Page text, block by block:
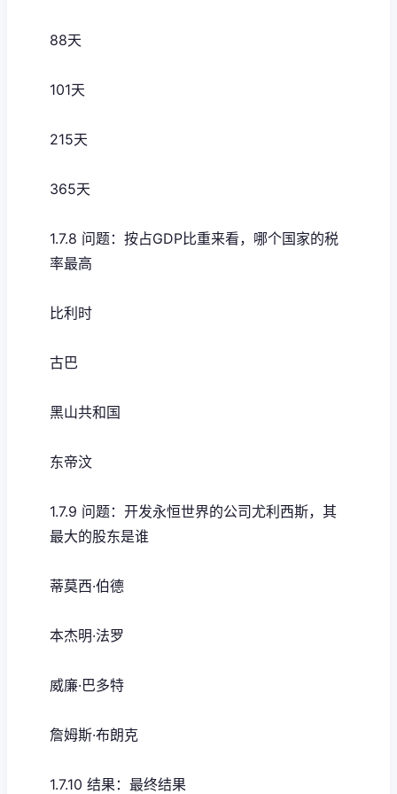
88天
101天
215天
365天
1.7.8 问题：按占GDP比重来看，哪个国家的税
率最高
比利时
古巴
黑山共和国
东帝汶
1.7.9 问题：开发永恒世界的公司尤利西斯，其
最大的股东是谁
蒂莫西·伯德
本杰明·法罗
威廉·巴多特
詹姆斯·布朗克
1.7.10 结果：最终结果